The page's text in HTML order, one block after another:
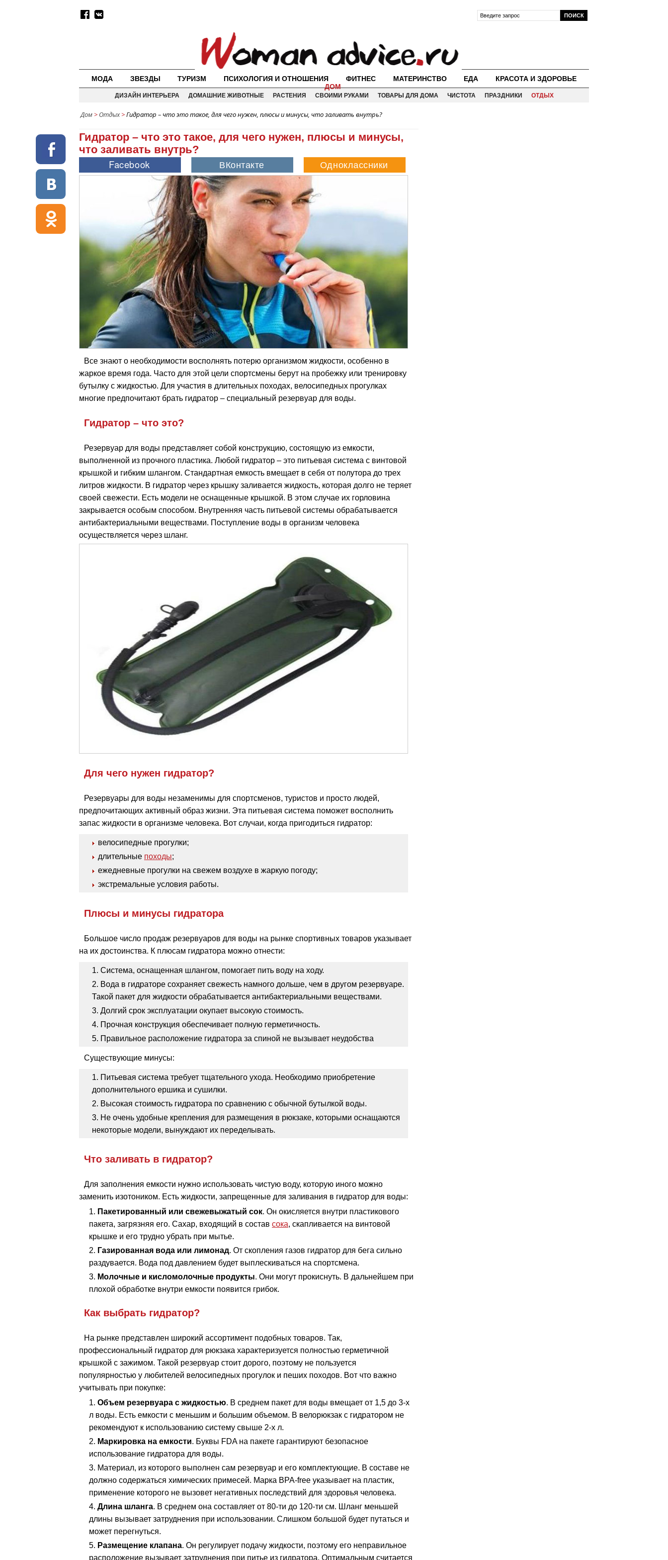
МОДА ЗВЕЗДЫ ТУРИЗМ ПСИХОЛОГИЯ И ОТНОШЕНИЯ ФИТНЕС МАТЕРИНСТВО ЕДА
КРАСОТА И ЗДОРОВЬЕ
ДОМ
ДИЗАЙН ИНТЕРЬЕРА ДОМАШНИЕ ЖИВОТНЫЕ РАСТЕНИЯ СВОИМИ РУКАМИ ТОВАРЫ ДЛЯ ДОМА ЧИСТОТА ПРАЗДНИКИ ОТДЫХ
Дом > Отдых>Гидратор – что это такое, для чего нужен, плюсы и минусы, что заливать внутрь?
Гидратор – что это такое, для чего нужен, плюсы и минусы,
что заливать внутрь?
Все знают о необходимости восполнять потерю организмом жидкости, особенно в
жаркое время года. Часто для этой цели спортсмены берут на пробежку или тренировку
бутылку с жидкостью. Для участия в длительных походах, велосипедных прогулках
многие предпочитают брать гидратор – специальный резервуар для воды.
Гидратор – что это?
Резервуар для воды представляет собой конструкцию, состоящую из емкости,
выполненной из прочного пластика. Любой гидратор – это питьевая система с винтовой
крышкой и гибким шлангом. Стандартная емкость вмещает в себя от полутора до трех
литров жидкости. В гидратор через крышку заливается жидкость, которая долго не теряет
своей свежести. Есть модели не оснащенные крышкой. В этом случае их горловина
закрывается особым способом. Внутренняя часть питьевой системы обрабатывается
антибактериальными веществами. Поступление воды в организм человека
осуществляется через шланг.
Для чего нужен гидратор?
Резервуары для воды незаменимы для спортсменов, туристов и просто людей,
предпочитающих активный образ жизни. Эта питьевая система поможет восполнить
запас жидкости в организме человека. Вот случаи, когда пригодиться гидратор:
велосипедные прогулки;
длительные походы;
ежедневные прогулки на свежем воздухе в жаркую погоду;
экстремальные условия работы.
Плюсы и минусы гидратора
Большое число продаж резервуаров для воды на рынке спортивных товаров указывает
на их достоинства. К плюсам гидратора можно отнести:
Система, оснащенная шлангом, помогает пить воду на ходу.
Вода в гидраторе сохраняет свежесть намного дольше, чем в другом резервуаре.
Такой пакет для жидкости обрабатывается антибактериальными веществами.
Долгий срок эксплуатации окупает высокую стоимость.
Прочная конструкция обеспечивает полную герметичность.
Правильное расположение гидратора за спиной не вызывает неудобства
Существующие минусы:
Питьевая система требует тщательного ухода. Необходимо приобретение
дополнительного ершика и сушилки.
Высокая стоимость гидратора по сравнению с обычной бутылкой воды.
Не очень удобные крепления для размещения в рюкзаке, которыми оснащаются
некоторые модели, вынуждают их переделывать.
Что заливать в гидратор?
Для заполнения емкости нужно использовать чистую воду, которую иного можно
заменить изотоником. Есть жидкости, запрещенные для заливания в гидратор для воды:
Пакетированный или свежевыжатый сок. Он окисляется внутри пластикового
пакета, загрязняя его. Сахар, входящий в состав сока, скапливается на винтовой
крышке и его трудно убрать при мытье.
Газированная вода или лимонад. От скопления газов гидратор для бега сильно
раздувается. Вода под давлением будет выплескиваться на спортсмена.
Молочные и кисломолочные продукты. Они могут прокиснуть. В дальнейшем при
плохой обработке внутри емкости появится грибок.
Как выбрать гидратор?
На рынке представлен широкий ассортимент подобных товаров. Так,
профессиональный гидратор для рюкзака характеризуется полностью герметичной
крышкой с зажимом. Такой резервуар стоит дорого, поэтому не пользуется
популярностью у любителей велосипедных прогулок и пеших походов. Вот что важно
учитывать при покупке:
Объем резервуара с жидкостью. В среднем пакет для воды вмещает от 1,5 до 3-х
л воды. Есть емкости с меньшим и большим объемом. В велорюкзак с гидратором не
рекомендуют к использованию систему свыше 2-х л.
Маркировка на емкости. Буквы FDA на пакете гарантируют безопасное
использование гидратора для воды.
Материал, из которого выполнен сам резервуар и его комплектующие. В составе не
должно содержаться химических примесей. Марка BPA-free указывает на пластик,
применение которого не вызовет негативных последствий для здоровья человека.
Длина шланга. В среднем она составляет от 80-ти до 120-ти см. Шланг меньшей
длины вызывает затруднения при использовании. Слишком большой будет путаться и
может перегнуться.
Размещение клапана. Он регулирует подачу жидкости, поэтому его неправильное
расположение вызывает затруднения при питье из гидратора. Оптимальным считается